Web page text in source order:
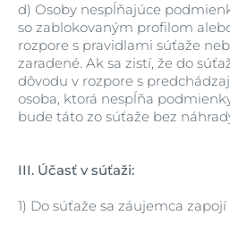
d) Osoby nespĺňajúce
so zablokovaným profilom
rozpore s pravidlami súťaže
zaradené. Ak sa zistí, že do
dôvodu v rozpore s
osoba, ktorá nespĺňa
bude táto zo súťaže bez
III. Účasť v súťaži:
1) Do súťaže sa záujemca zapojí